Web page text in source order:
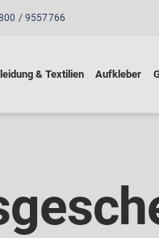
& Textilien Aufkleber
/ 9557766